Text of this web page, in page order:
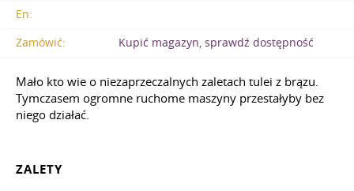
En:
Zamówić:
Kupić magazyn, sprawdź dostępność
Mało kto wie o niezaprzeczalnych zaletach tulei z brązu.
Tymczasem ogromne ruchome maszyny przestałyby bez
niego działać.
ZALETY